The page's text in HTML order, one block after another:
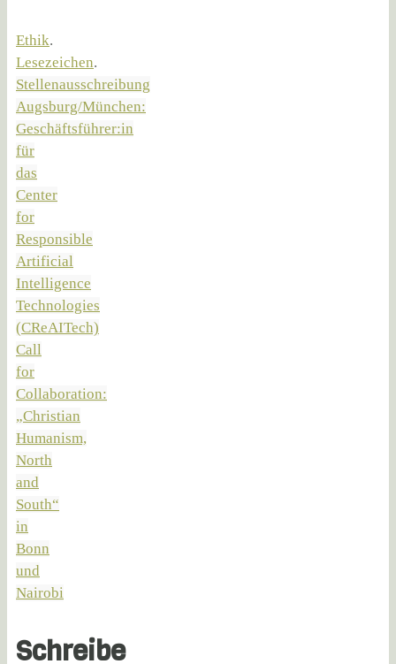
Ethik.
Lesezeichen.
Stellenausschreibung
Augsburg/München:
Geschäftsführer:in
für
das
Center
for
Responsible
Artificial
Intelligence
Technologies
(CReAITech)
Call
for
Collaboration:
„Christian
Humanism,
North
and
South“
in
Bonn
und
Nairobi
Schreibe